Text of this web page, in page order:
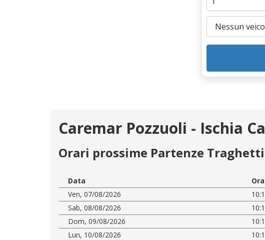
Caremar Pozzuoli - Ischia
Orari prossime Partenze Traghetti
Data
Ven, 07/08/2026
Sab, 08/08/2026
Dom, 09/08/2026
Lun, 10/08/2026